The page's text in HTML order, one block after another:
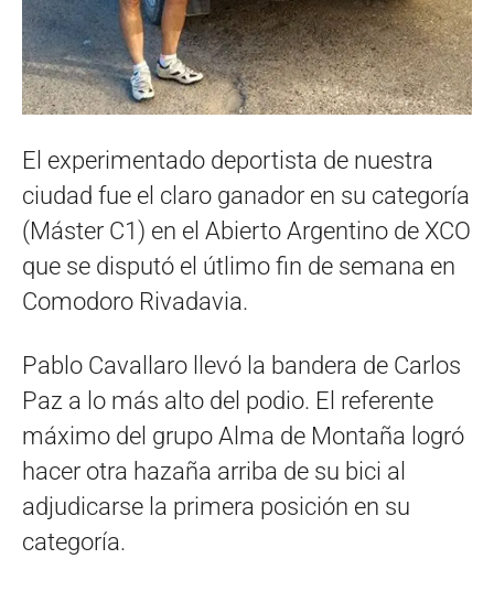
El experimentado deportista de nuestra
ciudad fue el claro ganador en su categoría
(Máster C1) en el Abierto Argentino de XCO
que se disputó el útlimo fin de semana en
Comodoro Rivadavia.
Pablo Cavallaro llevó la bandera de Carlos
Paz a lo más alto del podio. El referente
máximo del grupo Alma de Montaña logró
hacer otra hazaña arriba de su bici al
adjudicarse la primera posición en su
categoría.